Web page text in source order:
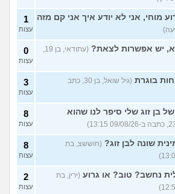
רוצה
20
עצות
מה
6
עצות
ראשון 3
שאלות חדשות במדור
מוחי, אני לא יודע איך אני קם מזה 1
עצות
יש אפשרות לצאת? 0
עצות
בוגרת
(גיל שואל, בן 30, כתב
3
עצות
בן זוג שלי סיפר לנו שהוא
8
עצות
שונה לבן זוג? (חוששצ, בת
8
עצות
נחשב? טוב? או גרוע (ירין, בת
2
עצות